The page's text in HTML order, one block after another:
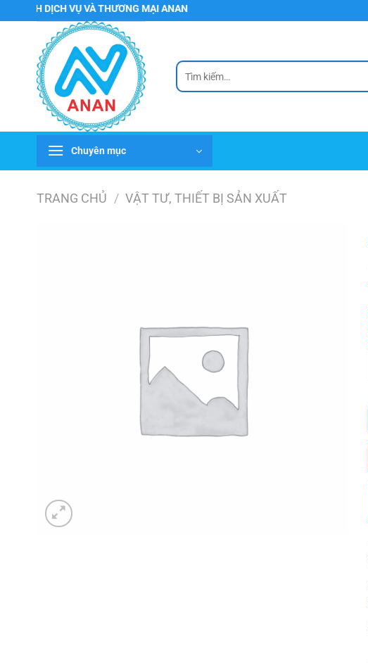
đến
DỊCH VỤ VÀ THƯƠNG MẠI ANAN
Tìm
kiếm:
Chuyên mục
TRANG CHỦ / VẬT TƯ, THIẾT BỊ SẢN XUẤT